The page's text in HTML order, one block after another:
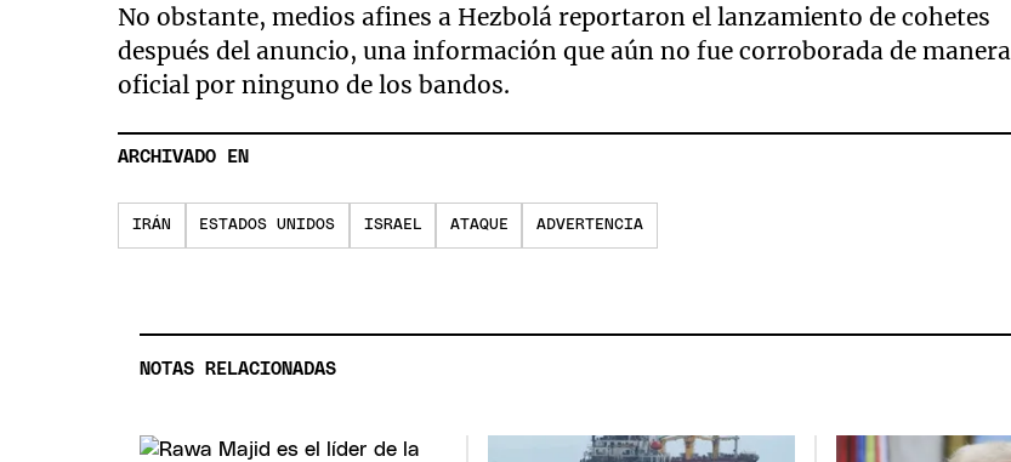
No obstante, medios afines a Hezbolá reportaron el lanzamiento de cohetes
después del anuncio, una información que aún no fue corroborada de manera
oficial por ninguno de los bandos.
ARCHIVADO EN
IRÁN ESTADOS UNIDOS ISRAEL ATAQUE ADVERTENCIA
NOTAS RELACIONADAS